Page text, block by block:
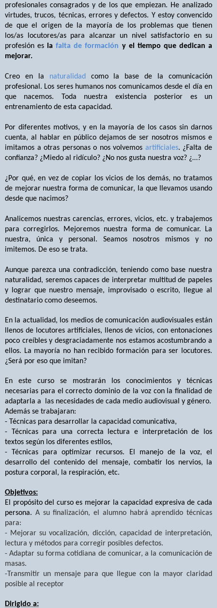
profesionales consagrados y de los que empiezan. He analizado
virtudes, trucos, técnicas, errores y defectos. Y estoy convencido
de que el origen de la mayoría de los problemas que tienen
los/as locutores/as para alcanzar un nivel satisfactorio en su
profesión es lafalta de formación y el tiempo que dedican a
mejorar.
Creo en la naturalidadcomo la base de la comunicación
profesional. Los seres humanos nos comunicamos desde el día en
que nacemos. Toda nuestra existencia posterior es un
entrenamiento de esta capacidad.
Por diferentes motivos, y en la mayoría de los casos sin darnos
cuenta, al hablar en público dejamos de ser nosotros mismos e
imitamos a otras personas o nos volvemos artificiales. ¿Falta de
confianza? ¿Miedo al ridículo? ¿No nos gusta nuestra voz? ¿…?
¿Por qué, en vez de copiar los vicios de los demás, no tratamos
de mejorar nuestra forma de comunicar, la que llevamos usando
desde que nacimos?
Analicemos nuestras carencias, errores, vicios, etc. y trabajemos
para corregirlos. Mejoremos nuestra forma de comunicar. La
nuestra, única y personal. Seamos nosotros mismos y no
imitemos. De eso se trata.
Aunque parezca una contradicción, teniendo como base nuestra
naturalidad, seremos capaces de interpretar multitud de papeles
y lograr que nuestro mensaje, improvisado o escrito, llegue al
destinatario como deseemos.
En la actualidad, los medios de comunicación audiovisuales están
llenos de locutores artificiales, llenos de vicios, con entonaciones
poco creíbles y desgraciadamente nos estamos acostumbrando a
ellos. La mayoría no han recibido formación para ser locutores.
¿Será por eso que imitan?
En este curso se mostrarán los conocimientos y técnicas
necesarias para el correcto dominio de la voz con la finalidad de
adaptarla a
las necesidades de cada medio audiovisual y género.
Además se trabajaran:
- Técnicas para desarrollar la capacidad comunicativa,
- Técnicas para una correcta lectura e interpretación de los
textos según los diferentes estilos,
- Técnicas para optimizar recursos. El manejo de la voz, el
desarrollo del contenido del mensaje, combatir los nervios, la
postura corporal, la respiración, etc.
Objetivos:
El propósito del curso es mejorar la capacidad expresiva de cada
persona. A su finalización, el alumno habrá aprendido técnicas
para:
- Mejorar su vocalización, dicción, capacidad de interpretación,
lectura y métodos para corregir posibles defectos.
-Adaptar su forma cotidiana de comunicar, a la comunicación de
masas.
-Transmitir un mensaje para que llegue con la mayor claridad
posible al receptor
Dirigido a: